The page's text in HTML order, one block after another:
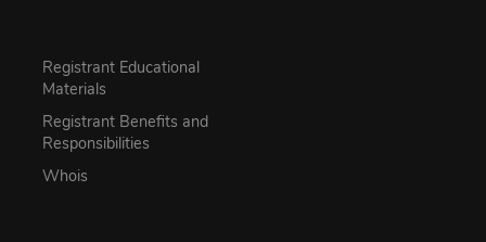
Registrant Educational
Materials
Registrant Benefits and
Responsibilities
Whois